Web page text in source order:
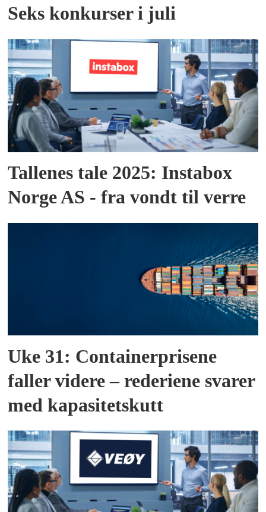
Seks konkurser i juli
Tallenes tale 2025: Instabox
Norge AS - fra vondt til verre
Uke 31: Containerprisene
faller videre – rederiene svarer
med kapasitetskutt